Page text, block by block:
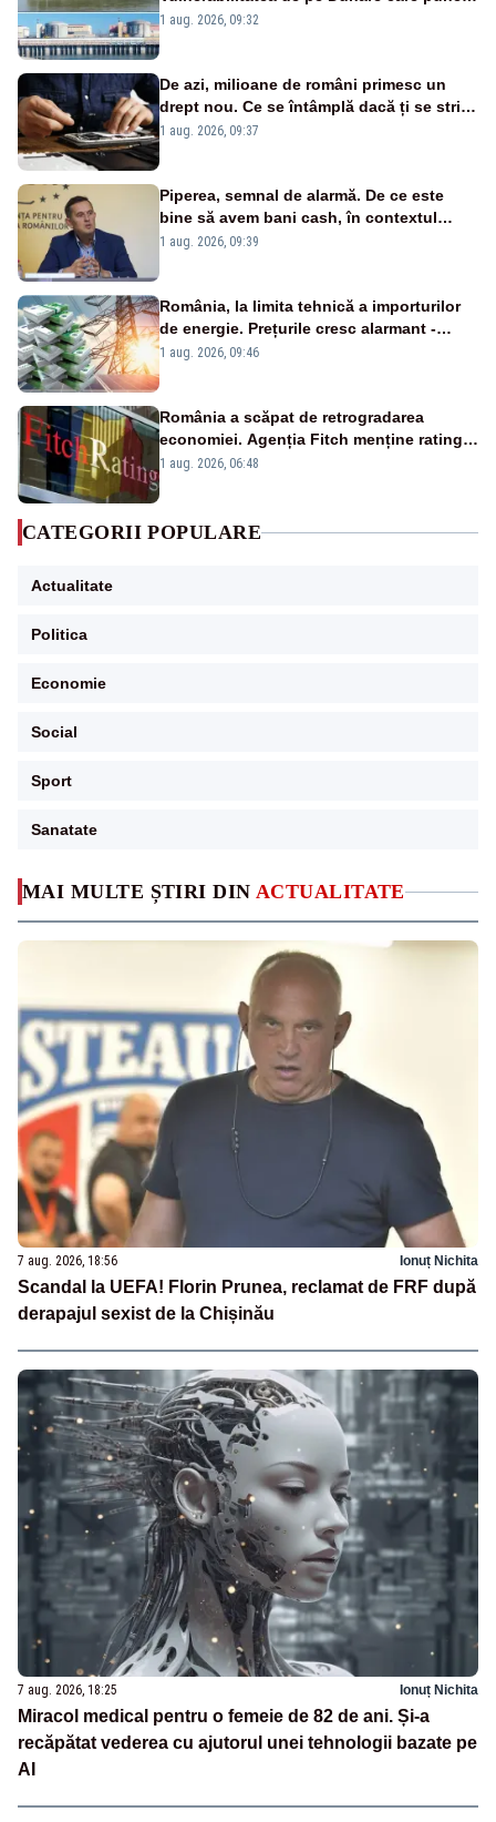
MAI MULTE ȘTIRI DIN ACTUALITATE
7 aug. 2026, 18:56 Ionuț Nichita
Scandal la UEFA! Florin Prunea, reclamat de FRF după
derapajul sexist de la Chișinău
7 aug. 2026, 18:25 Ionuț Nichita
Miracol medical pentru o femeie de 82 de ani. Și-a
recăpătat vederea cu ajutorul unei tehnologii bazate pe
AI
în pericol Centrala Cernavodă era
1 aug. 2026, 09:32
De azi, milioane de români primesc un
drept nou. Ce se întâmplă dacă ți se strică
un produs
1 aug. 2026, 09:37
Piperea, semnal de alarmă. De ce este
bine să avem bani cash, în contextul
alertei energetice?
1 aug. 2026, 09:39
România, la limita tehnică a importurilor
de energie. Prețurile cresc alarmant -
Analiză Realitatea Plus
1 aug. 2026, 09:46
România a scăpat de retrogradarea
economiei. Agenția Fitch menține ratingul
„BBB-” cu perspectivă negativă
1 aug. 2026, 06:48
CATEGORII POPULARE
Actualitate
Politica
Economie
Social
Sport
Sanatate